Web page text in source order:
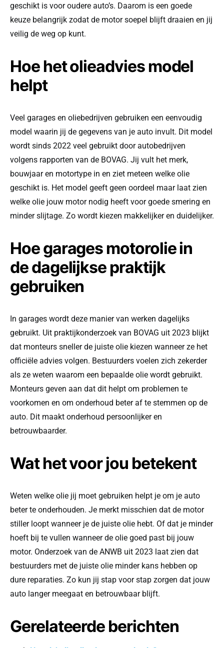
geschikt is voor oudere auto’s. Daarom is een goede
keuze belangrijk zodat de motor soepel blijft draaien en jij
veilig de weg op kunt.
Hoe het olieadvies model
helpt
Veel garages en oliebedrijven gebruiken een eenvoudig
model waarin jij de gegevens van je auto invult. Dit model
wordt sinds 2022 veel gebruikt door autobedrijven
volgens rapporten van de BOVAG. Jij vult het merk,
bouwjaar en motortype in en ziet meteen welke olie
geschikt is. Het model geeft geen oordeel maar laat zien
welke olie jouw motor nodig heeft voor goede smering en
minder slijtage. Zo wordt kiezen makkelijker en duidelijker.
Hoe garages motorolie in
de dagelijkse praktijk
gebruiken
In garages wordt deze manier van werken dagelijks
gebruikt. Uit praktijkonderzoek van BOVAG uit 2023 blijkt
dat monteurs sneller de juiste olie kiezen wanneer ze het
officiële advies volgen. Bestuurders voelen zich zekerder
als ze weten waarom een bepaalde olie wordt gebruikt.
Monteurs geven aan dat dit helpt om problemen te
voorkomen en om onderhoud beter af te stemmen op de
auto. Dit maakt onderhoud persoonlijker en
betrouwbaarder.
Wat het voor jou betekent
Weten welke olie jij moet gebruiken helpt je om je auto
beter te onderhouden. Je merkt misschien dat de motor
stiller loopt wanneer je de juiste olie hebt. Of dat je minder
hoeft bij te vullen wanneer de olie goed past bij jouw
motor. Onderzoek van de ANWB uit 2023 laat zien dat
bestuurders met de juiste olie minder kans hebben op
dure reparaties. Zo kun jij stap voor stap zorgen dat jouw
auto langer meegaat en betrouwbaar blijft.
Gerelateerde berichten